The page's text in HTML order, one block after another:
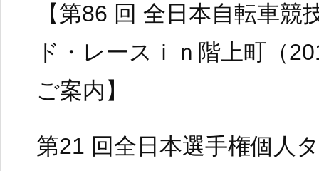
【第86 回 全日本自転車競
ド・レースｉｎ階上町（
ご案内】
第21 回全日本選手権個人